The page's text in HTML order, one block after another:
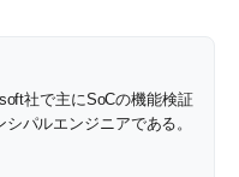
社で主にSoCの機能検証
パルエンジニアである。